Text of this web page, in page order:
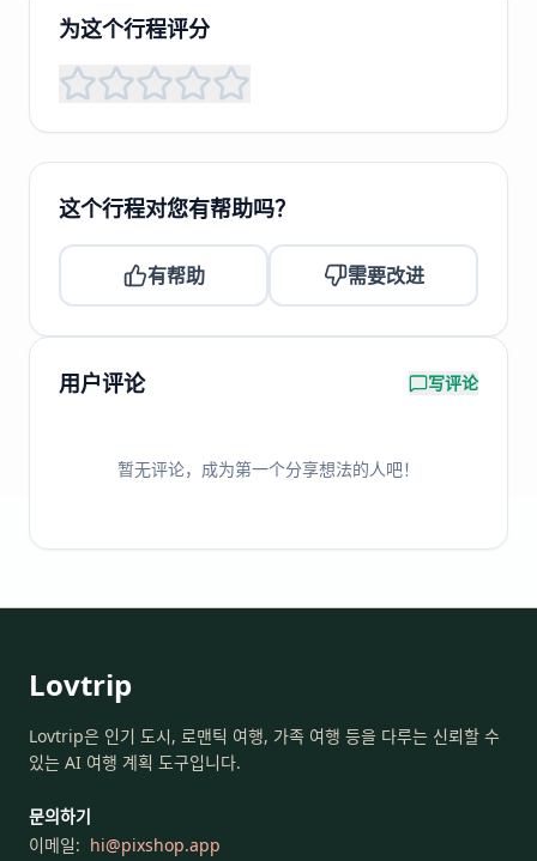
为这个行程评分
这个行程对您有帮助吗？
有帮助 需要改进
用户评论 写评论
暂无评论，成为第一个分享想法的人吧！
Lovtrip
Lovtrip은 인기 도시, 로맨틱 여행, 가족 여행 등을 다루는 신뢰할 수
있는 AI 여행 계획 도구입니다.
문의하기
이메일: hi@pixshop.app